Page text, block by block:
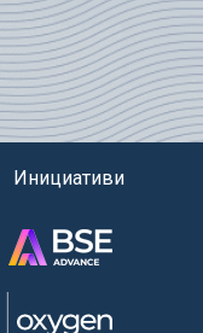
Инициативи